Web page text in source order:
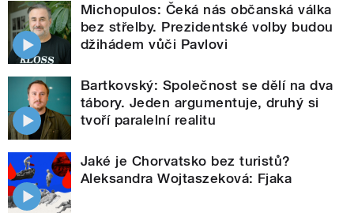
Michopulos: Čeká nás občanská válka
bez střelby. Prezidentské volby budou
džihádem vůči Pavlovi
Bartkovský: Společnost se dělí na dva
tábory. Jeden argumentuje, druhý si
tvoří paralelní realitu
Jaké je Chorvatsko bez turistů?
Aleksandra Wojtaszeková: Fjaka